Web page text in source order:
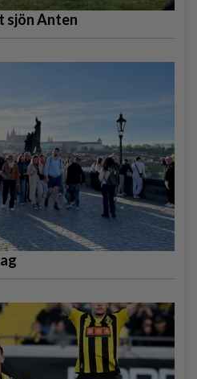
sjön Anten